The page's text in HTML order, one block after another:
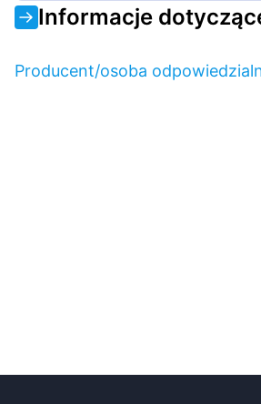
Informacje
Producent/osoba